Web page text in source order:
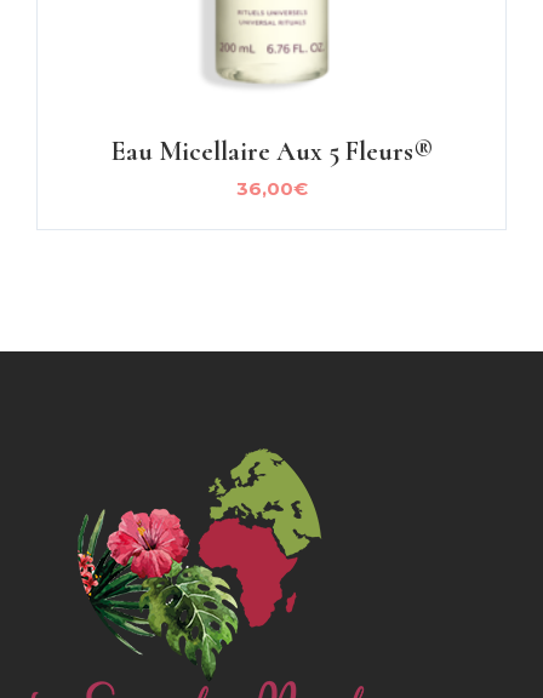
Eau Micellaire Aux 5 Fleurs®
36,00€